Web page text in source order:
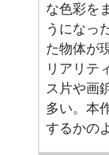
な色彩を
うになっ
た物体が
リアリテ
ス片や画
多い。本
するかの